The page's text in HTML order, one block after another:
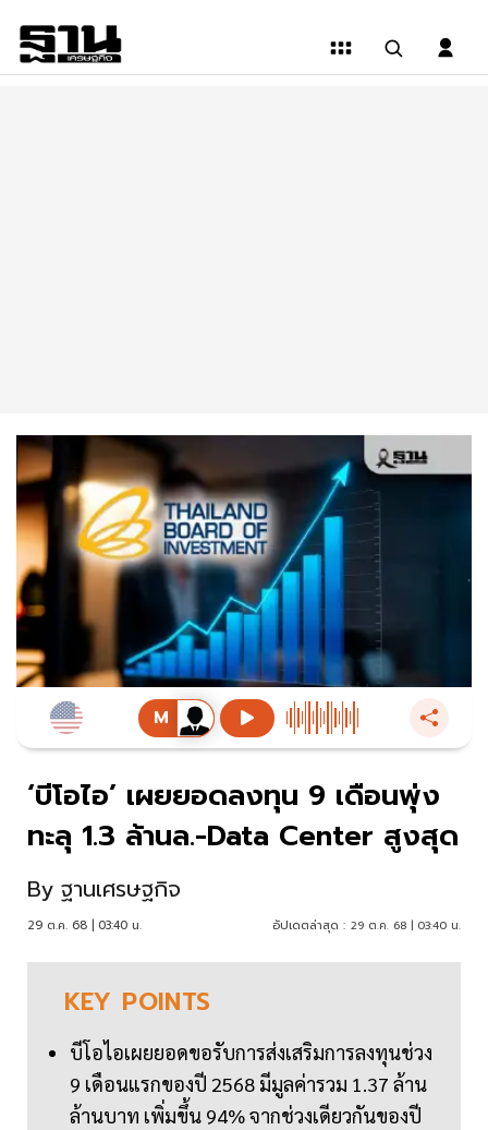
‘บีโอไอ’ เผยยอดลงทุน 9 เดือนพุ่ง
ทะลุ 1.3 ล้านล.-Data Center สูงสุด
By ฐานเศรษฐกิจ
29 ต.ค. 68 | 03:40 น. อัปเดตล่าสุด : 29 ต.ค. 68 | 03:40 น.
KEY POINTS
บีโอไอเผยยอดขอรับการส่งเสริมการลงทุนช่วง
9 เดือนแรกของปี 2568 มีมูลค่ารวม 1.37 ล้าน
ล้านบาท เพิ่มขึ้น 94% จากช่วงเดียวกันของปี